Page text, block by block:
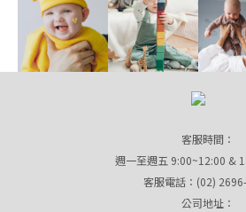
客服時間：
週一至週五 9:00~12:00 &
客服電話：(02)
公司地址：